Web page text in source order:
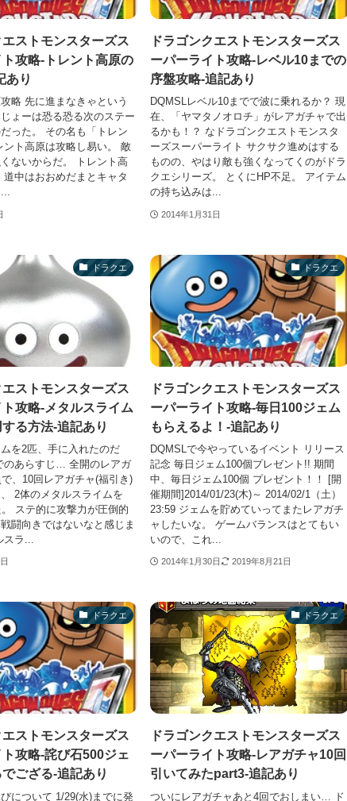
ストモンスターズス
攻略-トレント高原の
あり
略 先に進まなきゃという
ょーは恐る恐る次のステー
った。 その名も「トレン
ント高原は攻略し易い。 敵
ないからだ。 トレント高
中はおおめだまとキャタ
ドラゴンクエストモンスターズス
ーパーライト攻略-レベル10までの
序盤攻略-追記あり
DQMSLレベル10までで波に乗れるか？ 現
在、「ヤマタノオロチ」がレアガチャで出
るかも！？ なドラゴンクエストモンスタ
ーズスーパーライト サクサク進めはする
ものの、やはり敵も強くなってくのがドラ
クエシリーズ。 とくにHP不足。 アイテム
の持ち込みは...
2014年1月31日
ドラクエ
ストモンスターズス
攻略-メタルスライム
る方法-追記あり
を2匹、手に入れたのだ
あらすじ… 全開のレアガ
、10回レアガチャ(福引き)
2体のメタルスライムを
ステ的に攻撃力が圧倒的
闘向きではないなと感じま
スラ...
ドラクエ
ドラゴンクエストモンスターズス
ーパーライト攻略-毎日100ジェム
もらえるよ！-追記あり
DQMSLで今やっているイベント リリース
記念 毎日ジェム100個プレゼント!! 期間
中、毎日ジェム100個 プレゼント！！ [開
催期間]2014/01/23(木)～ 2014/02/1（土）
23:59 ジェムを貯めていってまたレアガチ
ャしたいな。 ゲームバランスはとてもい
いので、これ...
2014年1月30日 2019年8月21日
ドラクエ
ストモンスターズス
攻略-詫び石500ジェ
ござる-追記あり
について 1/29(水)までに発
ドラクエ
ドラゴンクエストモンスターズス
ーパーライト攻略-レアガチャ10回
引いてみたpart3-追記あり
ついにレアガチャあと4回でおしまい… ド